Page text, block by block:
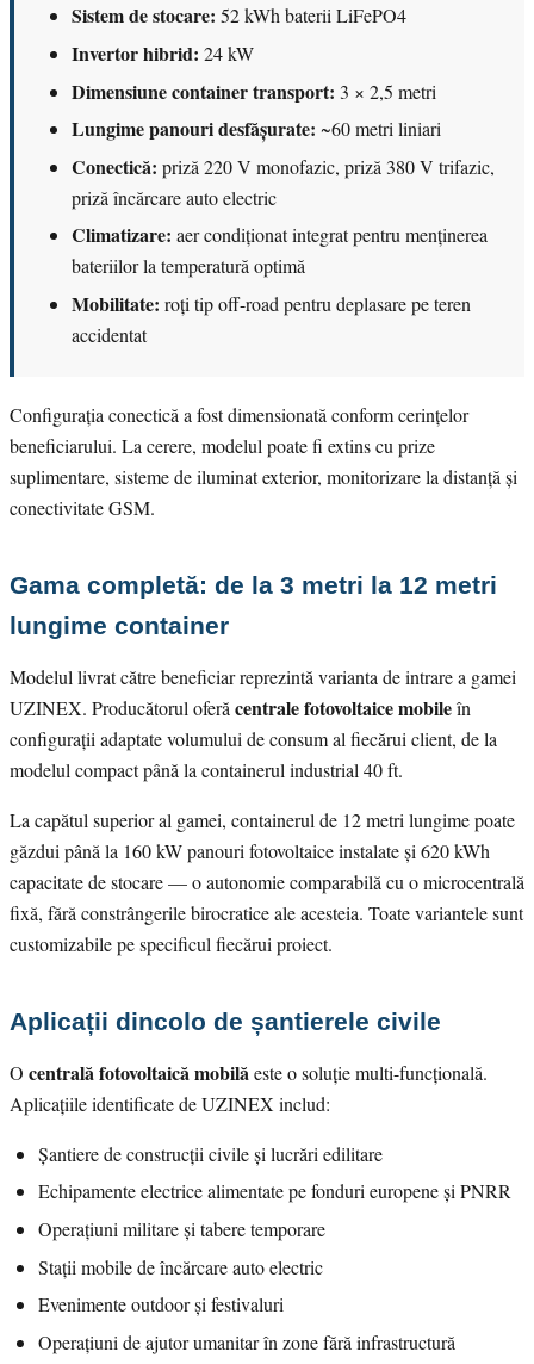
Sistem de stocare: 52 kWh baterii LiFePO4
Invertor hibrid: 24 kW
Dimensiune container transport: 3 × 2,5 metri
Lungime panouri desfășurate: ~60 metri liniari
Conectică: priză 220 V monofazic, priză 380 V trifazic,
priză încărcare auto electric
Climatizare: aer condiționat integrat pentru menținerea
bateriilor la temperatură optimă
Mobilitate: roți tip off-road pentru deplasare pe teren
accidentat
Configurația conectică a fost dimensionată conform cerințelor
beneficiarului. La cerere, modelul poate fi extins cu prize
suplimentare, sisteme de iluminat exterior, monitorizare la distanță și
conectivitate GSM.
Gama completă: de la 3 metri la 12 metri
lungime container
Modelul livrat către beneficiar reprezintă varianta de intrare a gamei
UZINEX. Producătorul oferă centrale fotovoltaice mobileîn
configurații adaptate volumului de consum al fiecărui client, de la
modelul compact până la containerul industrial 40 ft.
La capătul superior al gamei, containerul de 12 metri lungime poate
găzdui până la 160 kW panouri fotovoltaice instalate și 620 kWh
capacitate de stocare — o autonomie comparabilă cu o microcentrală
fixă, fără constrângerile birocratice ale acesteia. Toate variantele sunt
customizabile pe specificul fiecărui proiect.
Aplicații dincolo de șantierele civile
O centrală fotovoltaică mobilăeste o soluție multi-funcțională.
Aplicațiile identificate de UZINEX includ:
Șantiere de construcții civile și lucrări edilitare
Echipamente electrice alimentate pe fonduri europene și PNRR
Operațiuni militare și tabere temporare
Stații mobile de încărcare auto electric
Evenimente outdoor și festivaluri
Operațiuni de ajutor umanitar în zone fără infrastructură